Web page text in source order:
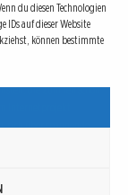
du diesen Technologien
IDs auf dieser Website
können bestimmte
Informationen,
drei Bausteine sind
die zum Teil schon
Internetprojekt
sich über spannende
zu informieren.